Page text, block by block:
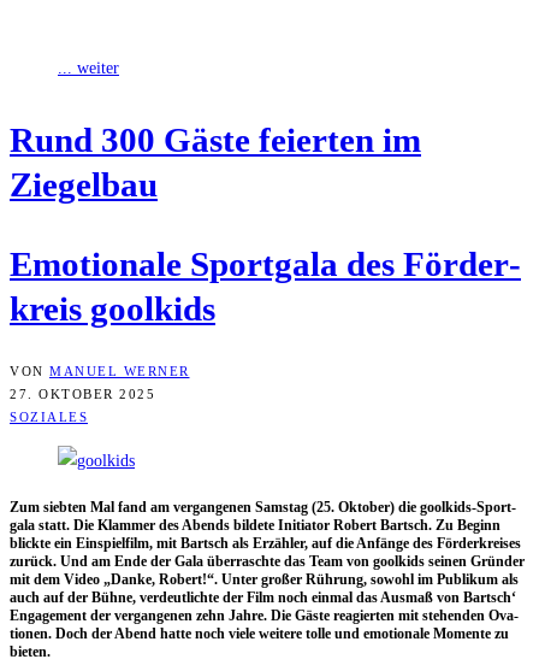
... weiter
Rund 300 Gäs­te fei­er­ten im
Ziegelbau
Emo­tio­na­le Sport­ga­la des För­der­
kreis goolkids
VON MANUEL WERNER
27. OKTOBER 2025
SOZIALES
Zum sieb­ten Mal fand am ver­gan­ge­nen Sams­tag (25. Okto­ber) die gool­kids-Sport­
ga­la statt. Die Klam­mer des Abends bil­de­te Initia­tor Robert Bartsch. Zu Beginn
blick­te ein Ein­spiel­film, mit Bartsch als Erzäh­ler, auf die Anfän­ge des För­der­krei­ses
zurück. Und am Ende der Gala über­rasch­te das Team von gool­kids sei­nen Grün­der
mit dem Video „Dan­ke, Robert!“. Unter gro­ßer Rüh­rung, sowohl im Publi­kum als
auch auf der Büh­ne, ver­deut­lich­te der Film noch ein­mal das Aus­maß von Bartsch‘
Enga­ge­ment der ver­gan­ge­nen zehn Jah­re. Die Gäs­te reagier­ten mit ste­hen­den Ova­
tio­nen. Doch der Abend hat­te noch vie­le wei­te­re tol­le und emo­tio­na­le Momen­te zu
bieten.